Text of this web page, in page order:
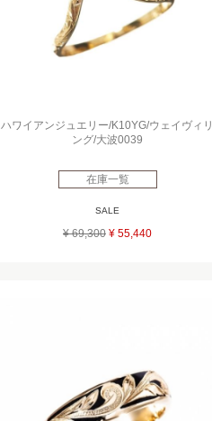
ハワイアンジュエリー/K10YG/ウェイヴィリ
ング/大波0039
在庫一覧
SALE
¥ 69,300 ¥ 55,440